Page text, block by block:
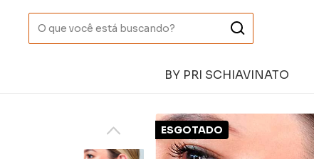
BY PRI SCHIAVINATO
ESGOTADO